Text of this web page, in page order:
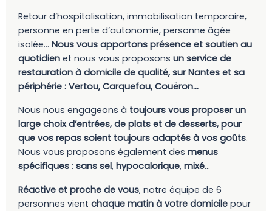
Retour d’hospitalisation, immobilisation temporaire,
personne en perte d’autonomie, personne âgée
isolée… Nous vous apportons présence et soutien au
quotidien et nous vous proposons un service de
restauration à domicile de qualité, sur Nantes et sa
périphérie : Vertou, Carquefou, Couëron…
Nous nous engageons à toujours vous proposer un
large choix d’entrées, de plats et de desserts, pour
que vos repas soient toujours adaptés à vos goûts.
Nous vous proposons également des menus
spécifiques : sans sel, hypocalorique, mixé…
Réactive et proche de vous, notre équipe de 6
personnes vient chaque matin à votre domicile pour